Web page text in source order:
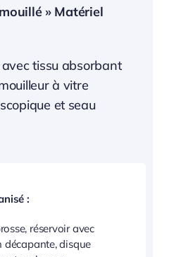
» Matériel
tissu absorbant
à vitre
et seau
:
réservoir avec
décapante, disque